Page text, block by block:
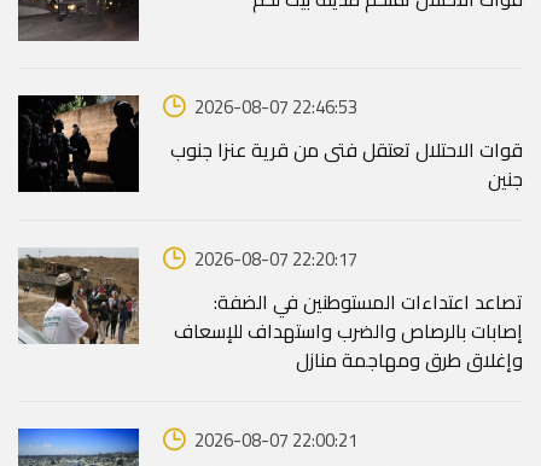
2026-08-07 22:46:53
قوات الاحتلال تعتقل فتى من قرية عنزا جنوب
جنين
2026-08-07 22:20:17
تصاعد اعتداءات المستوطنين في الضفة:
إصابات بالرصاص والضرب واستهداف للإسعاف
وإغلاق طرق ومهاجمة منازل
2026-08-07 22:00:21